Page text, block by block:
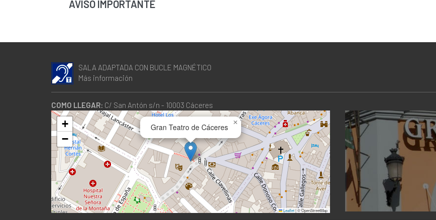
AVISO IMPORTANTE
SALA ADAPTADA CON BUCLE MAGNÉTICO
Más información
COMO LLEGAR: C/ San Antón s/n - 10003 Cáceres
Gran Teatro de Cáceres ×
+
−
Leaflet|© OpenStreetMap